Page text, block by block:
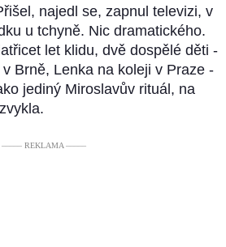
najedl se, zapnul televizi, v
u tchyně. Nic dramatického.
let klidu, dvě dospělé děti -
Brně, Lenka na koleji v Praze -
jediný Miroslavův rituál, na
––––– REKLAMA –––––